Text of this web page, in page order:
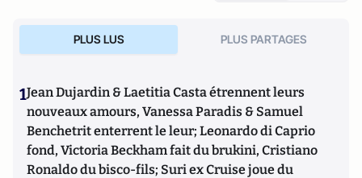
PLUS LUS PLUS PARTAGES
1Jean Dujardin & Laetitia Casta étrennent leurs
nouveaux amours, Vanessa Paradis & Samuel
Benchetrit enterrent le leur; Leonardo di Caprio
fond, Victoria Beckham fait du brukini, Cristiano
Ronaldo du bisco-fils; Suri ex Cruise joue du